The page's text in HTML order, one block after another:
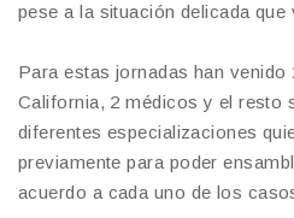
pese a la situación delicada
Para estas jornadas han venido
California, 2 médicos y el resto
diferentes especializaciones
previamente para poder
acuerdo a cada uno de los